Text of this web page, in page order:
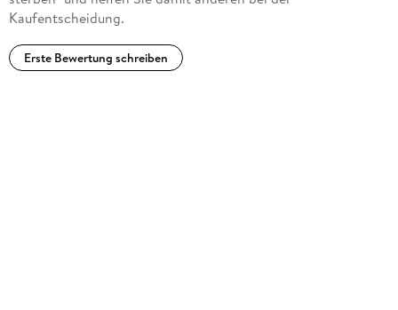
Kaufentscheidung.
Erste Bewertung schreiben